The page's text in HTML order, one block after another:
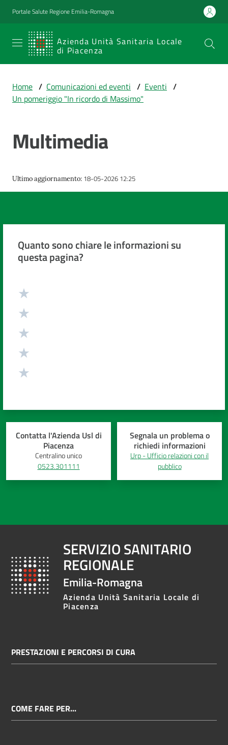
Vai al contenuto
Vai alla navigazione
Vai al footer
Portale Salute Regione Emilia-Romagna
Azienda Unità Sanitaria Locale
di Piacenza
SERVIZIO
SANITARIO
Emilia-
Romagna
Sanitaria Locale
di Piacenza
Prestazioni
e
per...
Strutture
Costruiamo
Salute
Scuole
Imprese
Seguici
su
Home / Comunicazioni ed eventi / Eventi /
Un pomeriggio "In ricordo di Massimo"
Multimedia
Ultimo aggiornamento: 18-05-2026 12:25
Quanto sono chiare le informazioni su
questa pagina?
Contatta l'Azienda Usl di
Piacenza
Centralino unico
0523.301111
Segnala un problema o
richiedi informazioni
Urp - Ufficio relazioni con il
pubblico
SERVIZIO SANITARIO
REGIONALE
Emilia-Romagna
Azienda Unità Sanitaria Locale di
Piacenza
PRESTAZIONI E PERCORSI DI CURA
COME FARE PER...